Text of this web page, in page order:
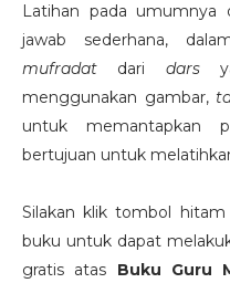
Latihan pada umumnya
jawab sederhana,
mufradat dari dars
menggunakan gambar,
untuk memantapkan
bertujuan untuk
Silakan klik tombol
buku untuk dapat
gratis atas Buku Guru